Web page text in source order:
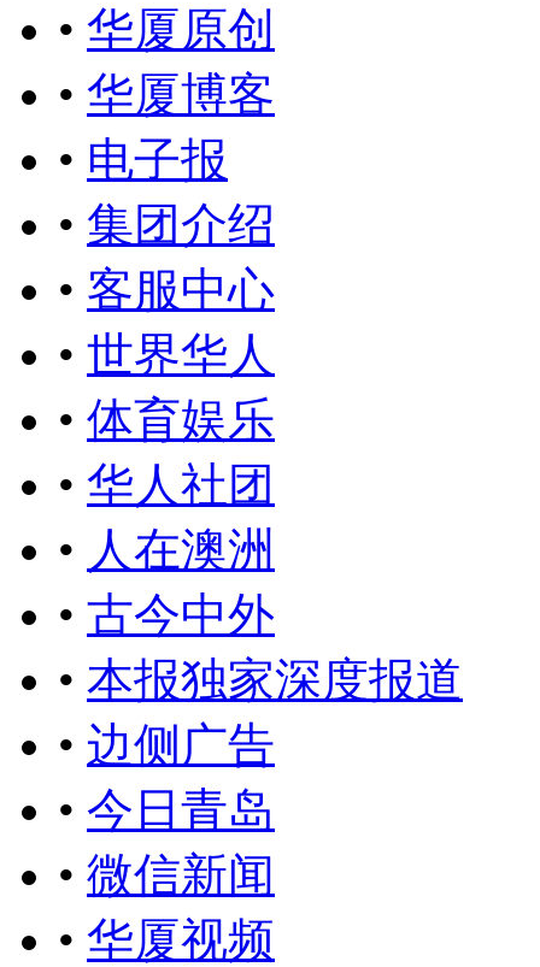
• 华厦原创
• 华厦博客
• 电子报
• 集团介绍
• 客服中心
• 世界华人
• 体育娱乐
• 华人社团
• 人在澳洲
• 古今中外
• 本报独家深度报道
• 边侧广告
• 今日青岛
• 微信新闻
• 华厦视频